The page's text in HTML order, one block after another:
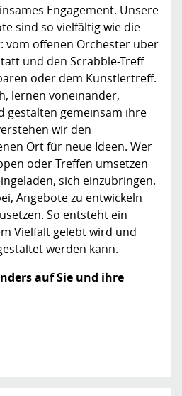
Engagement. Unsere
sind so vielfältig wie die
vom offenen Orchester über
und den Scrabble-Treff
oder dem Künstlertreff.
lernen voneinander,
gestalten gemeinsam ihre
wir den
Ort für neue Ideen. Wer
oder Treffen umsetzen
sich einzubringen.
Angebote zu entwickeln
So entsteht ein
Vielfalt gelebt wird und
werden kann.
auf Sie und ihre